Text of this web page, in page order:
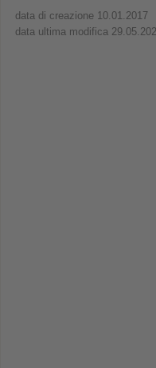
data di creazione 10.01.2017
data ultima modifica